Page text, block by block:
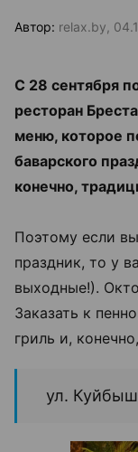
Автор: relax.by,
С 28 сентября
ресторан
меню, которое
баварского
конечно,
Поэтому если
праздник, то у
выходные!).
Заказать к
гриль и,
ул.